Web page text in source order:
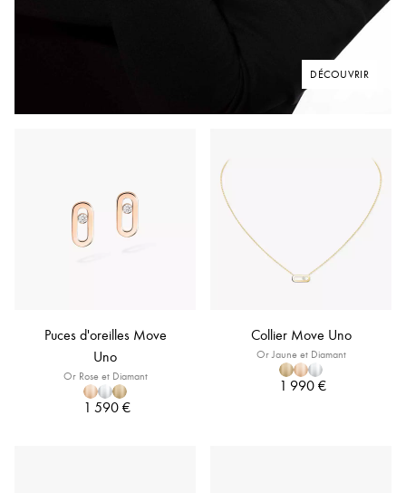
DÉCOUVRIR
Puces d'oreilles Move
Uno
Or Rose et Diamant
1 590 €
Collier Move Uno
Or Jaune et Diamant
1 990 €